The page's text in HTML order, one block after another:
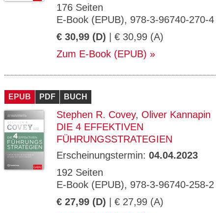
176 Seiten
E-Book (EPUB), 978-3-96740-270-4
€ 30,99 (D) | € 30,99 (A)
Zum E-Book (EPUB)
EPUB PDF BUCH
Stephen R. Covey, Oliver Kannapin
DIE 4 EFFEKTIVEN
FÜHRUNGSSTRATEGIEN
Erscheinungstermin: 04.04.2023
192 Seiten
E-Book (EPUB), 978-3-96740-258-2
€ 27,99 (D) | € 27,99 (A)